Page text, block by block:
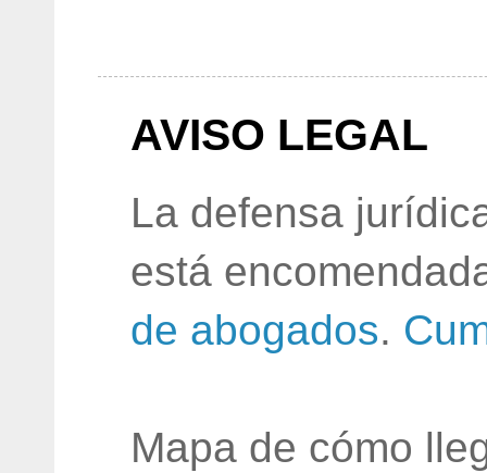
AVISO LEGAL
La defensa
está
de abogados.
Mapa de cómo